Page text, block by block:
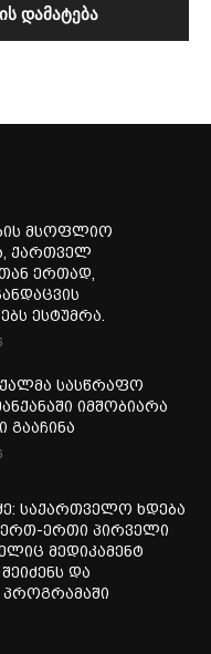
მსოფლიო
ქართველ
ერთად,
ესტუმრა.
სასწრაფო
იმშობიარა
გააჩინა
საქართველო ხდება
ერთი პირველი
მედიკამენტ
და